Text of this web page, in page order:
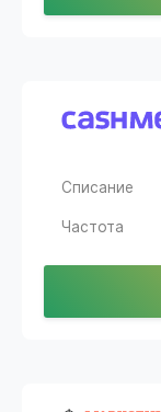
Списание
Частота